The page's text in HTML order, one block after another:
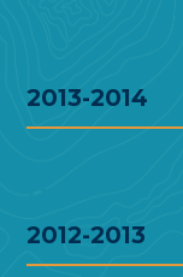
2013-2014
2012-2013